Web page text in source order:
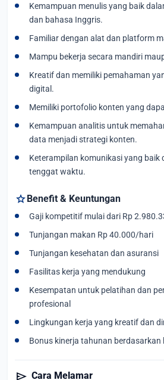
Kemampuan menulis yang baik
dan bahasa Inggris.
Familiar dengan alat dan platform
Mampu bekerja secara mandiri
Kreatif dan memiliki pemahaman
digital.
Memiliki portofolio konten yang
Kemampuan analitis untuk
data menjadi strategi konten.
Keterampilan komunikasi yang baik
tenggat waktu.
starBenefit & Keuntungan
Gaji kompetitif mulai dari Rp
Tunjangan makan Rp 40.000/hari
Tunjangan kesehatan dan asuransi
Fasilitas kerja yang mendukung
Kesempatan untuk pelatihan dan
profesional
Lingkungan kerja yang kreatif dan
Bonus kinerja tahunan berdasarkan
send Cara Melamar